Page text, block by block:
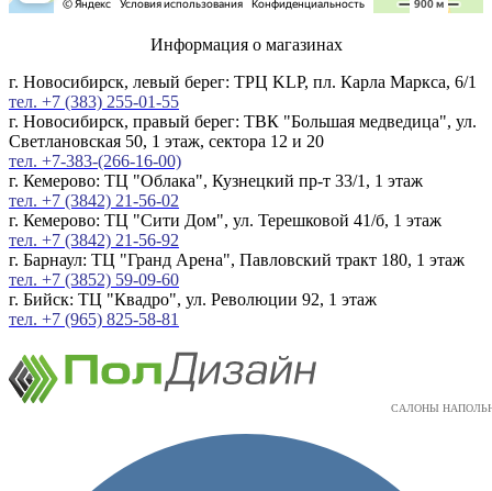
Информация о магазинах
г. Новосибирск, левый берег: ТРЦ KLP, пл. Карла Маркса, 6/1
тел. +7 (383) 255-01-55
г. Новосибирск, правый берег: ТВК "Большая медведица", ул.
Светлановская 50, 1 этаж, сектора 12 и 20
тел. +7-383-(266-16-00)
г. Кемерово: ТЦ "Облака", Кузнецкий пр-т 33/1, 1 этаж
тел. +7 (3842) 21-56-02
г. Кемерово: ТЦ "Сити Дом", ул. Терешковой 41/б, 1 этаж
тел. +7 (3842) 21-56-92
г. Барнаул: ТЦ "Гранд Арена", Павловский тракт 180, 1 этаж
тел. +7 (3852) 59-09-60
г. Бийск: ТЦ "Квадро", ул. Революции 92, 1 этаж
тел. +7 (965) 825-58-81
САЛОНЫ